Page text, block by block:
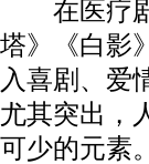
在医疗剧
塔》《白影
入喜剧、爱
尤其突出，
可少的元素。